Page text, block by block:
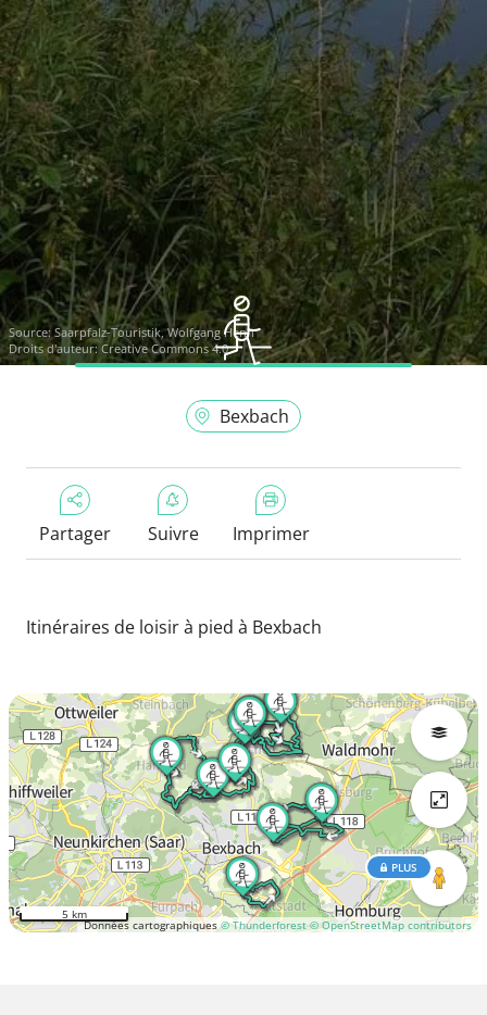
Source:Saarpfalz-Touristik, Wolfgang Henn
Droits d'auteur: Creative Commons 4.0
Bexbach
Partager Suivre Imprimer
Itinéraires de loisir à pied à Bexbach
Données cartographiques© Thunderforest © OpenStreetMap contributors
PLUS
5 km